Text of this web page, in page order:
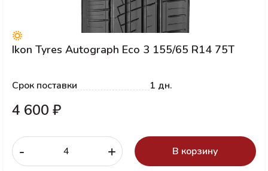
Ikon Tyres Autograph Eco 3 155/65 R14 75T
Срок поставки 1 дн.
4 600 ₽
- + В корзину